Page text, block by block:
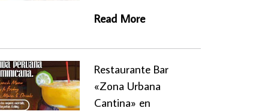
Read More
Restaurante Bar
«Zona Urbana
Cantina» en